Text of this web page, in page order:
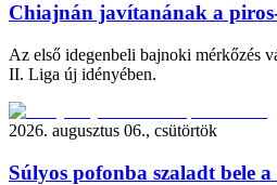
Chiajnán javítanának a
Az első idegenbeli bajnoki mérkőzés
II. Liga új idényében.
2026. augusztus 06., csütörtök
Súlyos pofonba szaladt bele a